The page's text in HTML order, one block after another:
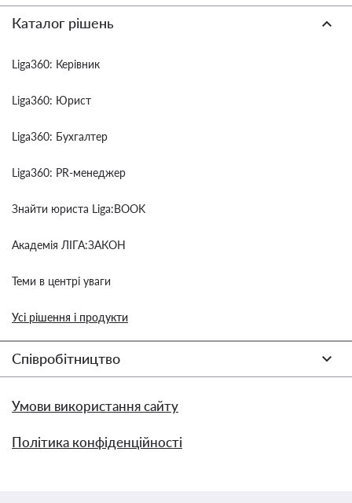
Каталог рішень
Liga360: Керівник
Liga360: Юрист
Liga360: Бухгалтер
Liga360: PR-менеджер
Знайти юриста Liga:BOOK
Академія ЛІГА:ЗАКОН
Теми в центрі уваги
Усі рішення і продукти
Співробітництво
Умови використання сайту
Політика конфіденційності